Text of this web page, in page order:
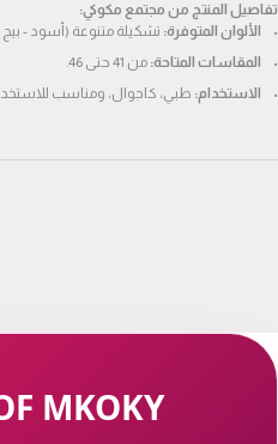
تفاصيل المنتج من مجتمع مكوكي:
الألوان المتوفرة: تشكيلة متنوعة (أسود -
المقاسات المتاحة: من 41 حتى 46.
الاستخدام: طبي، كاجوال، ومناسب
MKOKY